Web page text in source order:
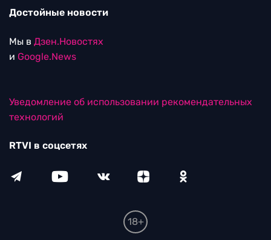
Достойные новости
Мы в Дзен.Новостях
и Google.News
Уведомление об использовании рекомендательных
технологий
RTVI в соцсетях
18+